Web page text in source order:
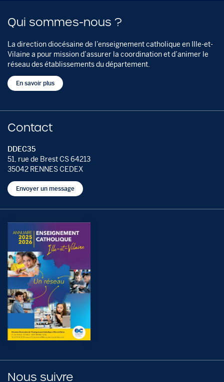
Qui sommes-nous ?
La direction diocésaine de l’enseignement catholique en Ille-et-
Vilaine a pour mission d’assurer la coordination et d’animer le
réseau des établissements du département.
En savoir plus
Contact
DDEC35
51, rue de Brest CS 64213
35042 RENNES CEDEX
Envoyer un message
Nous suivre